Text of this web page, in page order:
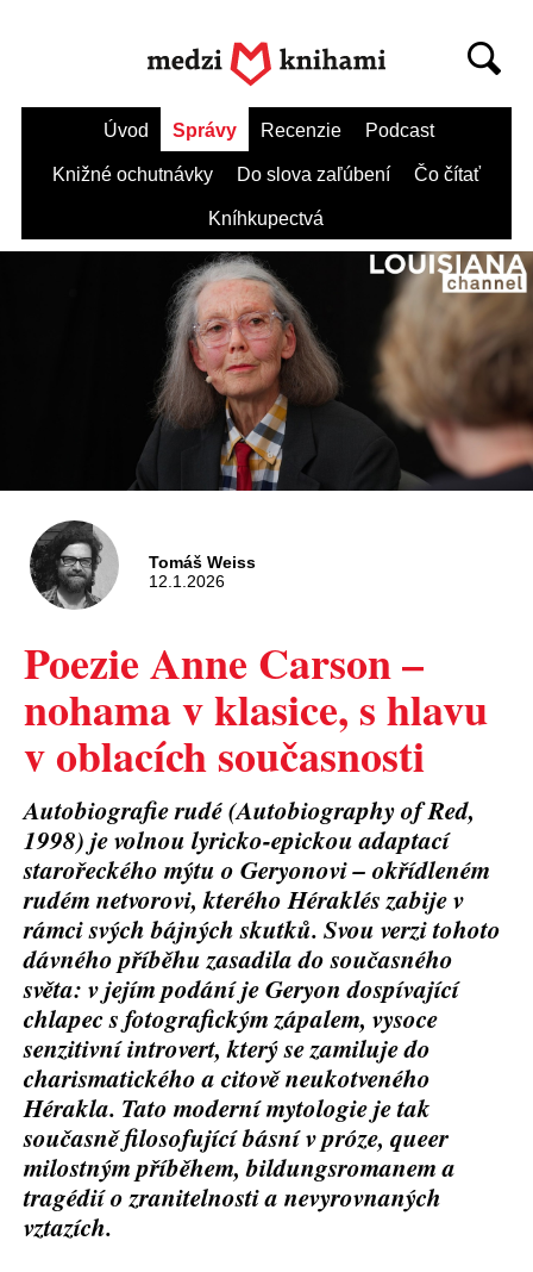
Úvod Správy Recenzie Podcast
Knižné ochutnávky Do slova zaľúbení Čo čítať
Kníhkupectvá
Tomáš Weiss
12.1.2026
Poezie Anne Carson –
nohama v klasice, s hlavu
v oblacích současnosti
Autobiografie rudé (Autobiography of Red,
1998) je volnou lyricko-epickou adaptací
starořeckého mýtu o Geryonovi – okřídleném
rudém netvorovi, kterého Héraklés zabije v
rámci svých bájných skutků. Svou verzi tohoto
dávného příběhu zasadila do současného
světa: v jejím podání je Geryon dospívající
chlapec s fotografickým zápalem, vysoce
senzitivní introvert, který se zamiluje do
charismatického a citově neukotveného
Hérakla. Tato moderní mytologie je tak
současně filosofující básní v próze, queer
milostným příběhem, bildungsromanem a
tragédií o zranitelnosti a nevyrovnaných
vztazích.